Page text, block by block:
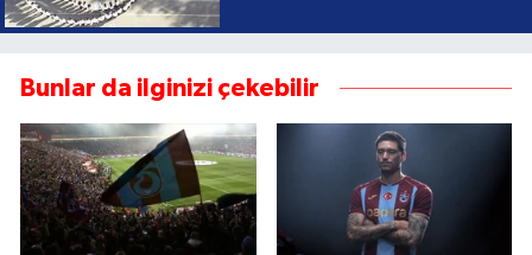
Bunlar da ilginizi çekebilir